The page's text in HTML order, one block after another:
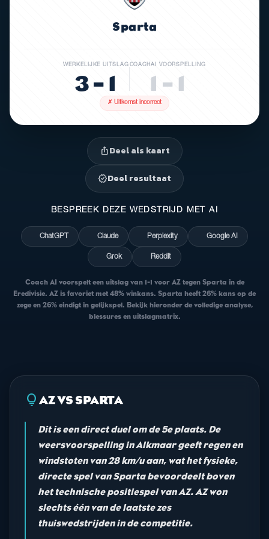
Sparta
WERKELIJKE UITSLAG
3 – 1
COACHAI VOORSPELLING
1 – 1
✗ Uitkomst incorrect
ios_shareDeel als kaart
verifiedDeel resultaat
BESPREEK DEZE WEDSTRIJD MET AI
ChatGPT Claude Perplexity Google AI
Grok Reddit
Coach AI voorspelt een uitslag van 1-1 voor AZ tegen Sparta in de
Eredivisie. AZ is favoriet met 48% winkans. Sparta heeft 26% kans op de
zege en 26% eindigt in gelijkspel. Bekijk hieronder de volledige analyse,
blessures en uitslagmatrix.
lightbulbAZ VS SPARTA
Dit is een direct duel om de 5e plaats. De
weersvoorspelling in Alkmaar geeft regen en
windstoten van 28 km/u aan, wat het fysieke,
directe spel van Sparta bevoordeelt boven
het technische positiespel van AZ. AZ won
slechts één van de laatste zes
thuiswedstrijden in de competitie.